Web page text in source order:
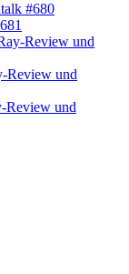
#680
Review und
Review und
Review und